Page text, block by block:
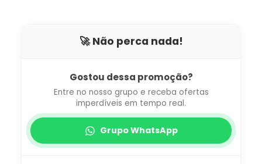
🚀 Não perca nada!
Gostou dessa promoção?
Entre no nosso grupo e receba ofertas
imperdíveis em tempo real.
Grupo WhatsApp